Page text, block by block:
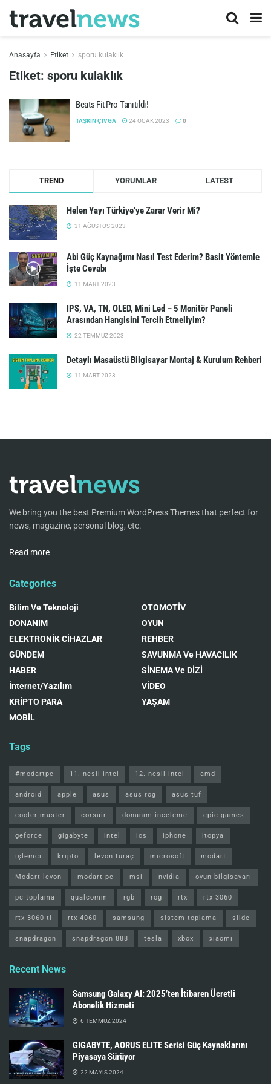
Anasayfa Etiket sporu kulaklık
Etiket: sporu kulaklık
Beats Fit Pro Tanıtıldı!
TAŞKIN ÇIVGA 24 OCAK 2023 0
TREND YORUMLAR LATEST
Helen Yayı Türkiye’ye Zarar Verir Mi?
31 AĞUSTOS 2023
Abi Güç Kaynağımı Nasıl Test Ederim? Basit Yöntemle
İşte Cevabı
11 MART 2023
IPS, VA, TN, OLED, Mini Led – 5 Monitör Paneli
Arasından Hangisini Tercih Etmeliyim?
22 TEMMUZ 2023
Detaylı Masaüstü Bilgisayar Montaj & Kurulum Rehberi
11 MART 2023
We bring you the best Premium WordPress Themes that perfect for
news, magazine, personal blog, etc.
Read more
Categories
Bilim Ve Teknoloji
DONANIM
ELEKTRONİK CİHAZLAR
GÜNDEM
HABER
İnternet/Yazılım
KRİPTO PARA
MOBİL
OTOMOTİV
OYUN
REHBER
SAVUNMA Ve HAVACILIK
SİNEMA Ve DİZİ
VİDEO
YAŞAM
Tags
#modartpc 11. nesil intel 12. nesil intel amd
android apple asus asus rog asus tuf
cooler master corsair donanım inceleme epic games
geforce gigabyte intel ios iphone itopya
işlemci kripto levon turaç microsoft modart
Modart levon modart pc msi nvidia oyun bilgisayarı
pc toplama qualcomm rgb rog rtx rtx 3060
rtx 3060 ti rtx 4060 samsung sistem toplama slide
snapdragon snapdragon 888 tesla xbox xiaomi
Recent News
Samsung Galaxy AI: 2025’ten İtibaren Ücretli
Abonelik Hizmeti
6 TEMMUZ 2024
GIGABYTE, AORUS ELITE Serisi Güç Kaynaklarını
Piyasaya Sürüyor
22 MAYIS 2024